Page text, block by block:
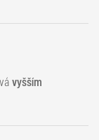
vyšším